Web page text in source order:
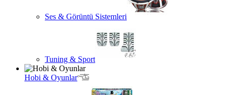
Ses & Görüntü Sistemleri
Tuning & Sport
Hobi & Oyunlar